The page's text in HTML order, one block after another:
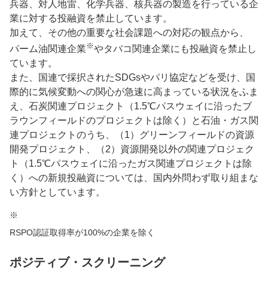
兵器、対人地雷、化学兵器、核兵器の製造を行っている企
業に対する投融資を禁止しています。
加えて、その他の重要な社会課題への対応の観点から、
パーム油関連企業 ※やタバコ関連企業にも投融資を禁止し
ています。
また、国連で採択されたSDGsやパリ協定などを受け、国
際的に気候変動への関心が急速に高まっている状況をふま
え、石炭関連プロジェクト（1.5℃パスウェイに沿ったブ
ラウンフィールドのプロジェクトは除く）と石油・ガス関
連プロジェクトのうち、（1）グリーンフィールドの資源
開発プロジェクト、（2）資源開発以外の関連プロジェク
ト（1.5℃パスウェイに沿ったガス関連プロジェクトは除
く）への新規投融資については、国内外問わず取り組まな
い方針としています。
※
RSPO認証取得率が100%の企業を除く
ポジティブ・スクリーニング